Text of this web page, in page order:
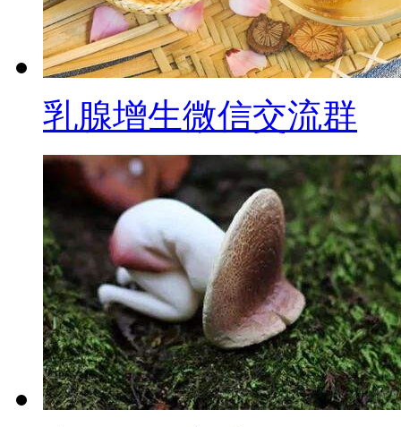
乳腺增生微信交流群